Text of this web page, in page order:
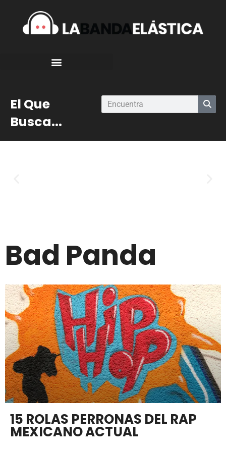
El Que
Busca...
Bad Panda
15 ROLAS PERRONAS DEL RAP
MEXICANO ACTUAL